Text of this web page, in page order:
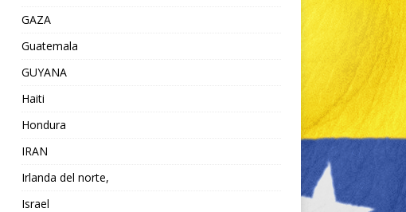
GAZA
Guatemala
GUYANA
Haiti
Hondura
IRAN
Irlanda del norte,
Israel